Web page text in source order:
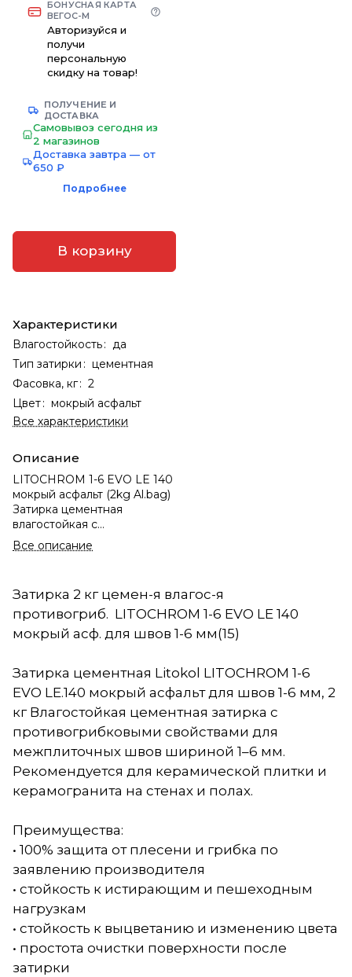
БОНУСНАЯ КАРТА
ВЕГОС-М
Авторизуйся и
получи
персональную
скидку на товар!
ПОЛУЧЕНИЕ И
ДОСТАВКА
Самовывоз сегодня из
2 магазинов
Доставка завтра — от
650 ₽
Подробнее
В корзину
Характеристики
Влагостойкость:
да
Тип затирки : цементная
Фасовка, кг: 2
Цвет: мокрый асфальт
Все характеристики
Описание
LITOCHROM 1-6 EVO LE 140
мокрый асфальт (2kg Al.bag)
Затирка цементная
влагостойкая c
противогрибковыми
свойствами для швов
Все описание
Затирка 2 кг цемен-я влагос-я
противогриб. LITOCHROM 1-6 EVO LE 140
мокрый асф. для швов 1-6 мм(15)
Затирка цементная Litokol LITOCHROM 1-6
EVO LE.140 мокрый асфальт для швов 1-6 мм, 2
кг Влагостойкая цементная затирка с
противогрибковыми свойствами для
межплиточных швов шириной 1–6 мм.
Рекомендуется для керамической плитки и
керамогранита на стенах и полах.
Преимущества:
• 100% защита от плесени и грибка по
заявлению производителя
• стойкость к истирающим и пешеходным
нагрузкам
• стойкость к выцветанию и изменению цвета
• простота очистки поверхности после
затирки